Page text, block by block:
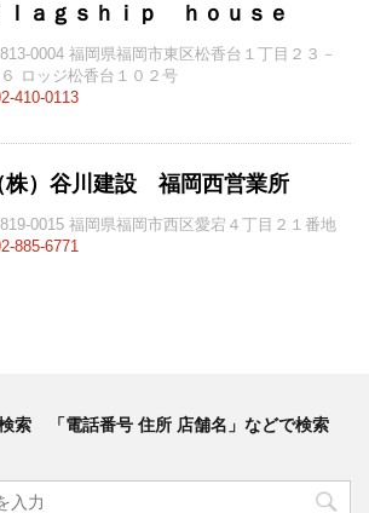
ｌａｇｓｈｉｐ ｈｏｕｓｅ
0004 福岡県福岡市東区松香台１丁目２３－
６ ロッジ松香台１０２号
410-0113
株）谷川建設 福岡西営業所
0015 福岡県福岡市西区愛宕４丁目２１番地
885-6771
索 「電話番号 住所 店舗名」などで検索